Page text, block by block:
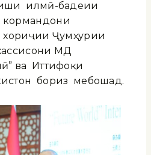
илмӣ-бадеии
кормандони
хориҷии Ҷумҳурии
МД
ва Иттифоқи
бориз мебошад.